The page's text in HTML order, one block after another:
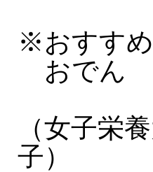
※おすす
おでん
（女子栄
子）